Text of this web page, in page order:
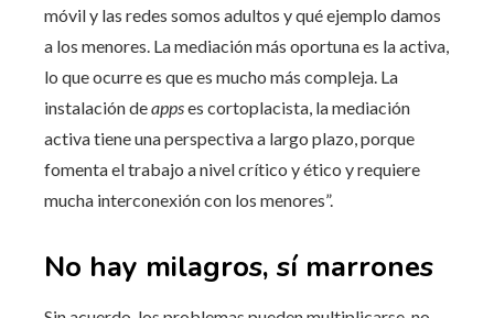
móvil y las redes somos adultos y qué ejemplo damos
a los menores. La mediación más oportuna es la activa,
lo que ocurre es que es mucho más compleja. La
instalación deappses cortoplacista, la mediación
activa tiene una perspectiva a largo plazo, porque
fomenta el trabajo a nivel crítico y ético y requiere
mucha interconexión con los menores”.
No hay milagros, sí marrones